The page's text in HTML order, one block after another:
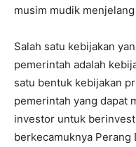
musim mudik
Salah satu kebijakan
pemerintah adalah
satu bentuk kebijakan
pemerintah yang dapat
investor untuk
berkecamuknya Perang